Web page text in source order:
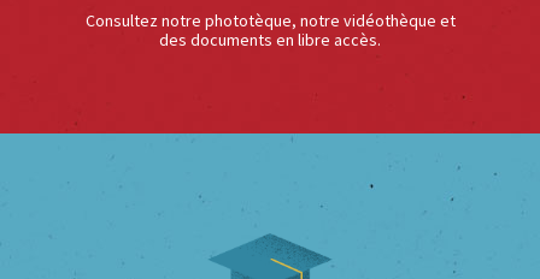
Consultez notre phototèque, notre vidéothèque et
des documents en libre accès.